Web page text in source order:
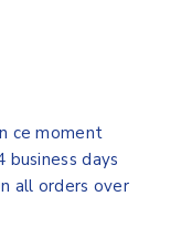
ce moment
business days
all orders over